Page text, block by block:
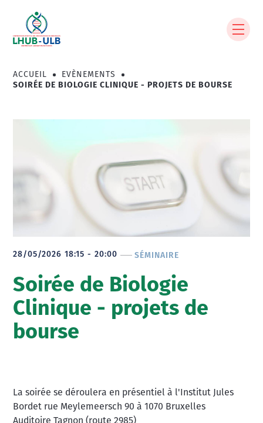
contenu
principal
Fil
ACCUEIL
EVÈNEMENTS
SOIRÉE DE BIOLOGIE CLINIQUE - PROJETS DE BOURSE
28/05/2026 18:15 - 20:00 SÉMINAIRE
Soirée de Biologie
Clinique - projets de
bourse
La soirée se déroulera en présentiel à l'Institut Jules
Bordet rue Meylemeersch 90 à 1070 Bruxelles